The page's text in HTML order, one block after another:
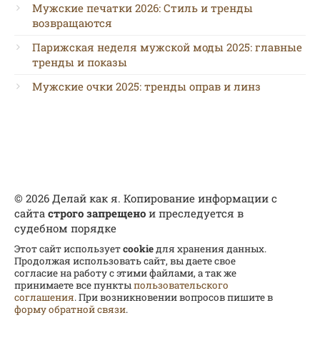
Мужские печатки 2026: Стиль и тренды
возвращаются
Парижская неделя мужской моды 2025: главные
тренды и показы
Мужские очки 2025: тренды оправ и линз
© 2026 Делай как я. Копирование информации с
сайта строго запрещено и преследуется в
судебном порядке
Этот сайт используетcookieдля хранения данных.
Продолжая использовать сайт, вы даете свое
согласие на работу с этими файлами, а так же
принимаете все пунктыпользовательского
соглашения. При возникновении вопросов пишите в
форму обратной связи.